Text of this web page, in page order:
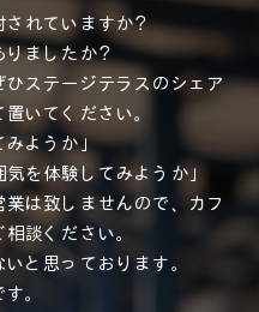
されていますか？
ましたか？
ステージテラスのシェア
いてください。
みようか」
を体験してみようか」
は致しませんので、カフ
談ください。
と思っております。
。